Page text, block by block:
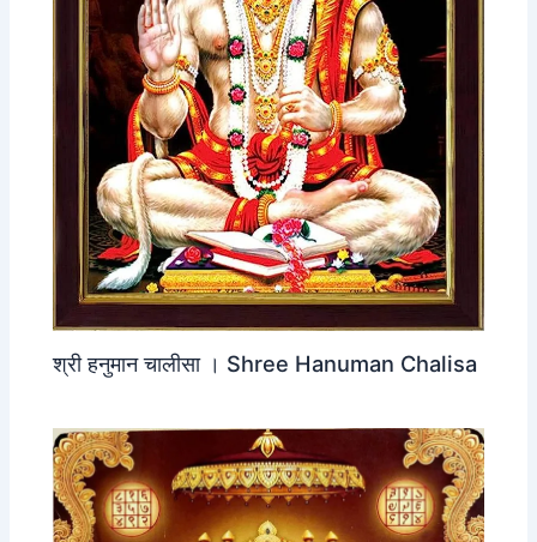
श्री हनुमान चालीसा । Shree Hanuman Chalisa